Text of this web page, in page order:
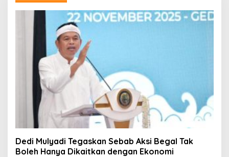
Dedi Mulyadi Tegaskan Sebab Aksi Begal Tak
Boleh Hanya Dikaitkan dengan Ekonomi